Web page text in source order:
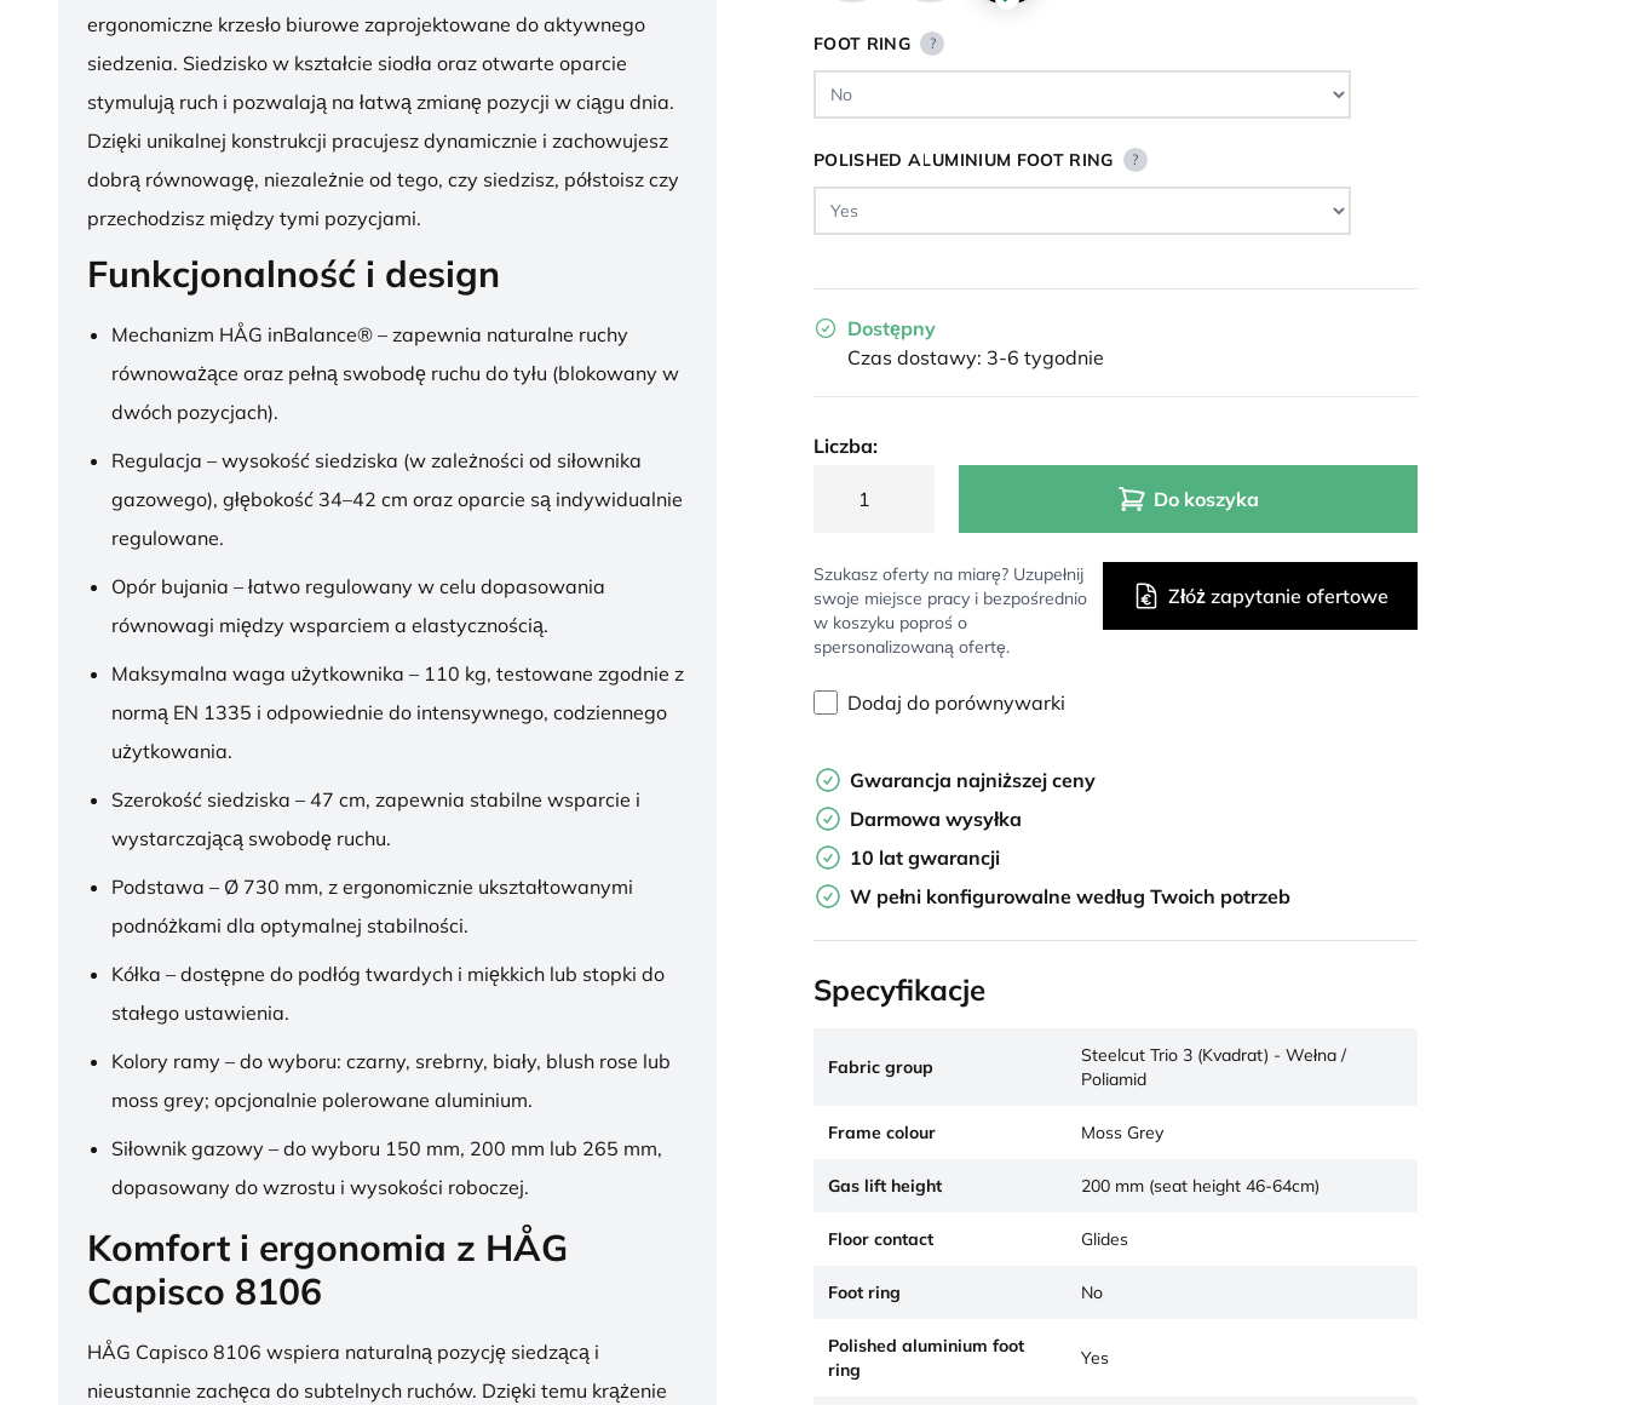
ergonomiczne krzesło biurowe zaprojektowane do aktywnego
siedzenia. Siedzisko w kształcie siodła oraz otwarte oparcie
stymulują ruch i pozwalają na łatwą zmianę pozycji w ciągu dnia.
Dzięki unikalnej konstrukcji pracujesz dynamicznie i zachowujesz
dobrą równowagę, niezależnie od tego, czy siedzisz, półstoisz czy
przechodzisz między tymi pozycjami.
Funkcjonalność i design
Mechanizm HÅG inBalance® – zapewnia naturalne ruchy
równoważące oraz pełną swobodę ruchu do tyłu (blokowany w
dwóch pozycjach).
Regulacja – wysokość siedziska (w zależności od siłownika
gazowego), głębokość 34–42 cm oraz oparcie są indywidualnie
regulowane.
Opór bujania – łatwo regulowany w celu dopasowania
równowagi między wsparciem a elastycznością.
Maksymalna waga użytkownika – 110 kg, testowane zgodnie z
normą EN 1335 i odpowiednie do intensywnego, codziennego
użytkowania.
Szerokość siedziska – 47 cm, zapewnia stabilne wsparcie i
wystarczającą swobodę ruchu.
Podstawa – Ø 730 mm, z ergonomicznie ukształtowanymi
podnóżkami dla optymalnej stabilności.
Kółka – dostępne do podłóg twardych i miękkich lub stopki do
stałego ustawienia.
Kolory ramy – do wyboru: czarny, srebrny, biały, blush rose lub
moss grey; opcjonalnie polerowane aluminium.
Siłownik gazowy – do wyboru 150 mm, 200 mm lub 265 mm,
dopasowany do wzrostu i wysokości roboczej.
Komfort i ergonomia z HÅG
Capisco 8106
HÅG Capisco 8106 wspiera naturalną pozycję siedzącą i
nieustannie zachęca do subtelnych ruchów. Dzięki temu krążenie
FOOT RING ?
POLISHED ALUMINIUM FOOT RING ?
Dostępny
Czas dostawy: 3-6 tygodnie
Liczba:
Do koszyka
Szukasz oferty na miarę? Uzupełnij
swoje miejsce pracy i bezpośrednio
w koszyku poproś o
spersonalizowaną ofertę.
Złóż zapytanie ofertowe
Dodaj do porównywarki
Gwarancja najniższej ceny
Darmowa wysyłka
10 lat gwarancji
W pełni konfigurowalne według Twoich potrzeb
Specyfikacje
Fabric group
Steelcut Trio 3 (Kvadrat) - Wełna /
Poliamid
Frame colour Moss Grey
Gas lift height 200 mm (seat height 46-64cm)
Floor contact Glides
Foot ring No
Polished aluminium foot
ring
Yes